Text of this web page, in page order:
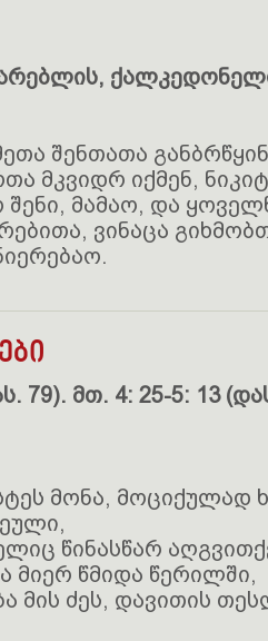
შენთათა
მკვიდრ იქმენ,
შენი, მამაო, და
ვინაცა
79). მთ. 4: 25-5: 13
მონა, მოციქულად
წინასწარ
მიერ წმიდა წერილში,
მის ძეს, დავითის